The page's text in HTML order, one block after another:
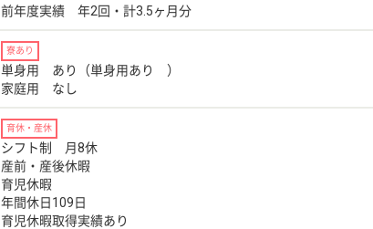
前年度実績 年2回・計3.5ヶ月分
寮あり
単身用 あり（単身用あり ）
家庭用 なし
育休・産休
シフト制 月8休
産前・産後休暇
育児休暇
年間休日109日
育児休暇取得実績あり